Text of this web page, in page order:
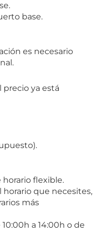
base.
es necesario
precio ya está
flexible.
horario que necesites,
más
a 14:00h o de